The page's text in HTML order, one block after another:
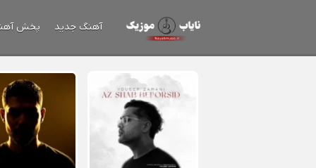
آهنگ جدید پخش